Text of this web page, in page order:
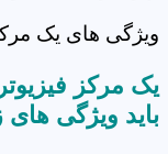
ویژگی های یک
یک مرکز
باید ویژگی های